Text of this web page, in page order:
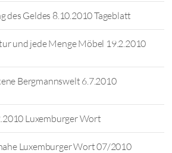
des Geldes 8.10.2010 Tageblatt
und jede Menge Möbel 19.2.2010
Bergmannswelt 6.7.2010
Luxemburger Wort
Luxemburger Wort 07/2010